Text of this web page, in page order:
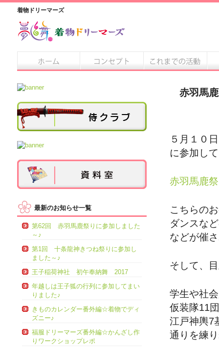
着物ドリーマーズ
赤羽馬
５月１０
に参加し
赤羽馬鹿
こちらの
ダンスな
などが催
そして、
学生や社
仮装隊11
江戸神輿7
通りを練
最新のお知らせ一覧
第62回 赤羽馬鹿祭りに参加しました
～♪
第1回 十条龍神きつね祭りに参加し
ました～♪
王子稲荷神社 初午奉納舞 2017
年越しは王子狐の行列に参加してまい
りました♪
きものカレンダー番外編☆着物でディ
ズニー♪
福服ドリーマーズ番外編☆かんざし作
りワークショップレポ